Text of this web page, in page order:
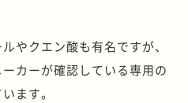
やクエン酸も有名ですが、
カーが確認している専用の
ます。